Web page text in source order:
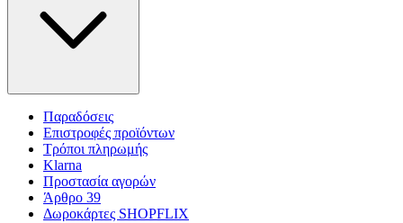
Παραδόσεις
Επιστροφές προϊόντων
Τρόποι πληρωμής
Klarna
Προστασία αγορών
Άρθρο 39
Δωροκάρτες SHOPFLIX